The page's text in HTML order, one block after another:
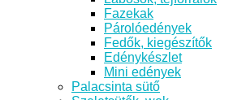
Fazekak
Párolóedények
Fedők, kiegészítők
Edénykészlet
Mini edények
Palacsinta sütő